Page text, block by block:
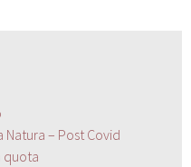
– Post Covid
quota